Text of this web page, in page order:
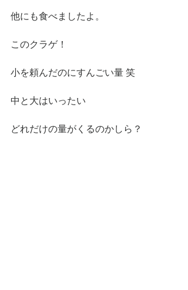
他にも食べましたよ。
このクラゲ！
小を頼んだのにすんごい量 笑
中と大はいったい
どれだけの量がくるのかしら？